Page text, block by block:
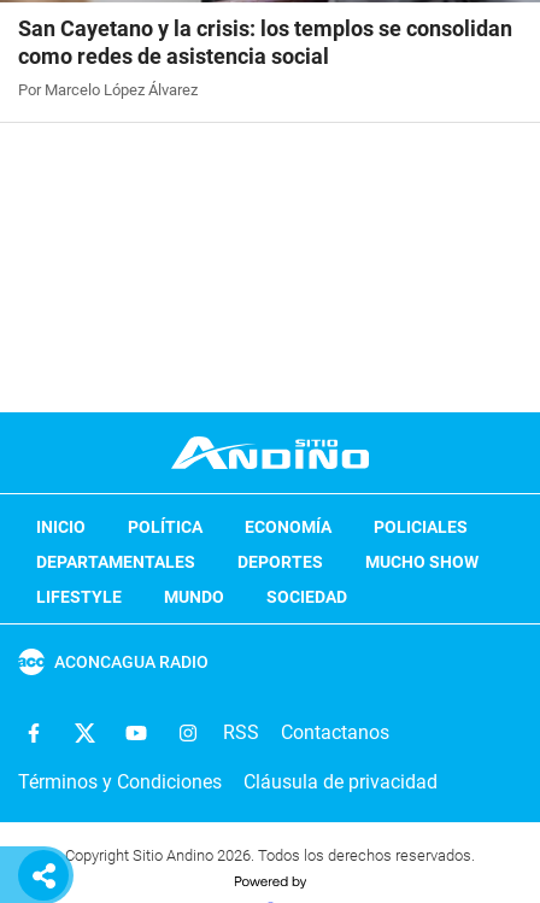
San Cayetano y la crisis: los templos se consolidan
como redes de asistencia social
Por Marcelo López Álvarez
INICIO POLÍTICA ECONOMÍA
POLICIALES
DEPARTAMENTALES
DEPORTES
MUCHO SHOW
LIFESTYLE
MUNDO SOCIEDAD
ACONCAGUA RADIO
RSS Contactanos
Términos y Condiciones Cláusula de privacidad
Copyright Sitio Andino 2026. Todos los derechos reservados.